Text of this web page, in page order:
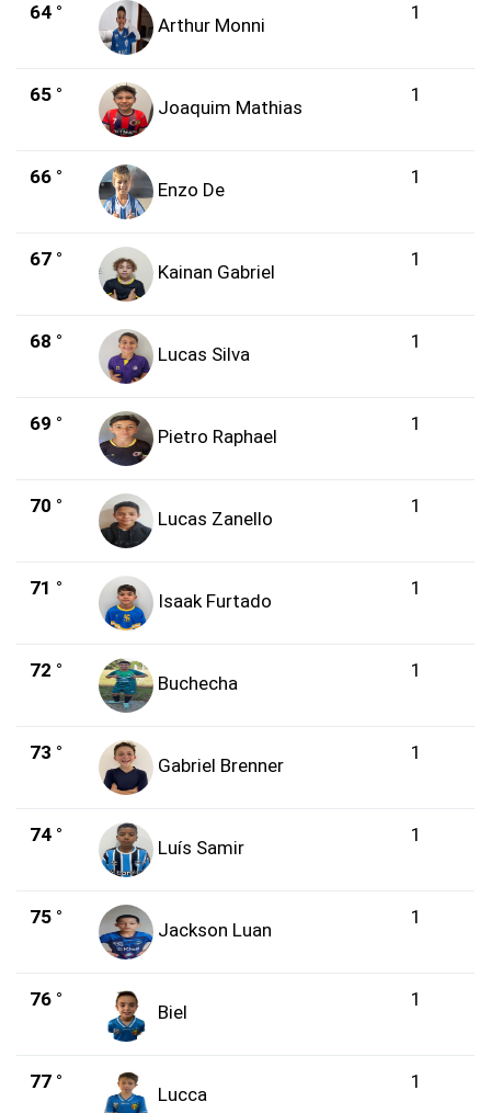
64 °
Arthur Monni
1
65 °
Joaquim Mathias
1
66 °
Enzo De
1
67 °
Kainan Gabriel
1
68 °
Lucas Silva
1
69 °
Pietro Raphael
1
70 °
Lucas Zanello
1
71 °
Isaak Furtado
1
72 °
Buchecha
1
73 °
Gabriel Brenner
1
74 °
Luís Samir
1
75 °
Jackson Luan
1
76 °
Biel
1
77 °
Lucca
1